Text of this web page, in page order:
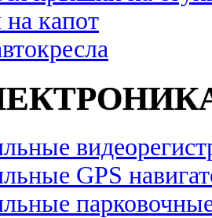
капот
GPS